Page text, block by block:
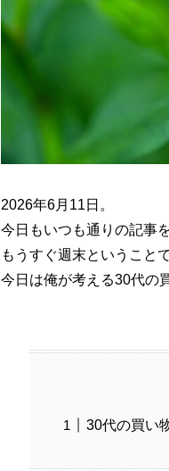
2026年6月11日。
今日もいつも通りの記事
もうすぐ週末ということ
今日は俺が考える30代の
30代の買い